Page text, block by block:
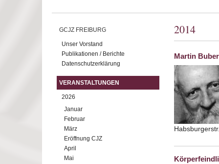
GCJZ FREIBURG
Unser Vorstand
Publikationen / Berichte
Datenschutzerklärung
VERANSTALTUNGEN
2026
Januar
Februar
März
Eröffnung CJZ
April
Mai
2014
Martin